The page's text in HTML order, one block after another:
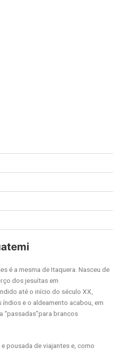
é a mesma de Itaquera. Nasceu de
dos jesuítas em
até o início do século XX,
e o aldeamento acabou, em
“passadas”para brancos
pousada de viajantes e, como